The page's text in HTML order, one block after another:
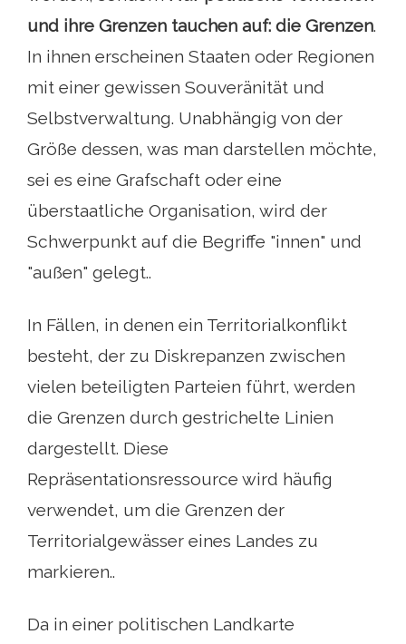
und ihre Grenzen tauchen auf: die Grenzen.
In ihnen erscheinen Staaten oder Regionen
mit einer gewissen Souveränität und
Selbstverwaltung. Unabhängig von der
Größe dessen, was man darstellen möchte,
sei es eine Grafschaft oder eine
überstaatliche Organisation, wird der
Schwerpunkt auf die Begriffe "innen" und
"außen" gelegt..
In Fällen, in denen ein Territorialkonflikt
besteht, der zu Diskrepanzen zwischen
vielen beteiligten Parteien führt, werden
die Grenzen durch gestrichelte Linien
dargestellt. Diese
Repräsentationsressource wird häufig
verwendet, um die Grenzen der
Territorialgewässer eines Landes zu
markieren..
Da in einer politischen Landkarte